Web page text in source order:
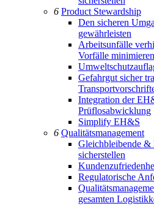
6 Product Stewardship
Den sicheren
gewährleisten
Arbeitsunfälle
Vorfälle minimieren
Gefahrgut sicher
Integration der
Prüflosabwicklung
Simplify EH&S
6 Qualitätsmanagement
Gleichbleibende &
sicherstellen
Regulatorische
gesamten